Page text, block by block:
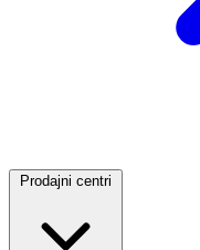
Prodajni centri